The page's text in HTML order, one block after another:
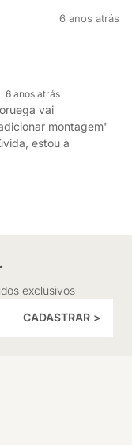
6 anos atrás
6 anos atrás
vai
montagem"
estou à
exclusivos
CADASTRAR >